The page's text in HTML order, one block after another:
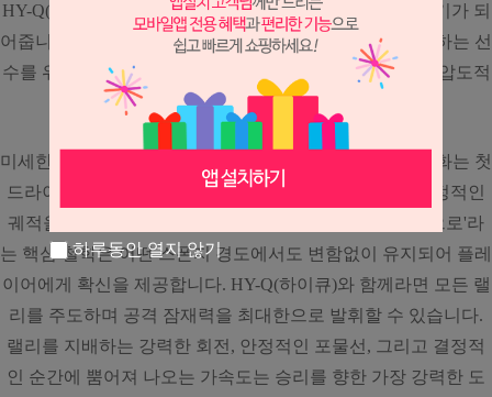
HY-Q(하이큐)는 야심 찬 플레이어에게 가장 날카로운 무기가 되
어줍니다. 높은 수준의 피드백과 역동적인 에너지를 추구하는 선
수를 위해 탄생한 HY-Q(하이큐) 시리즈는 테이블 위에서 압도적
인 존재감을 드러냅니다.
미세한 점성을 머금은 탑시트와 정밀한 스폰지 기술의 조화는 첫
드라이브부터 결정적인 승부샷까지 강력한 회전량과 안정적인
궤적을 실현합니다. '스핀을 중심으로, 컨트롤을 안전망으로'라
는 핵심 철학은 어떤 스폰지 경도에서도 변함없이 유지되어 플레
이어에게 확신을 제공합니다. HY-Q(하이큐)와 함께라면 모든 랠
리를 주도하며 공격 잠재력을 최대한으로 발휘할 수 있습니다.
랠리를 지배하는 강력한 회전, 안정적인 포물선, 그리고 결정적
인 순간에 뿜어져 나오는 가속도는 승리를 향한 가장 강력한 도
하루동안 열지 않기